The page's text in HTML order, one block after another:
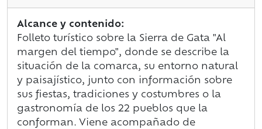
Alcance y contenido:
Folleto turístico sobre la Sierra de Gata "Al
margen del tiempo", donde se describe la
situación de la comarca, su entorno natural
y paisajístico, junto con información sobre
sus fiestas, tradiciones y costumbres o la
gastronomía de los 22 pueblos que la
conforman. Viene acompañado de